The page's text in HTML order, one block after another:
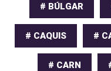
# BÚLGAR
# CAQUIS #
# CARN